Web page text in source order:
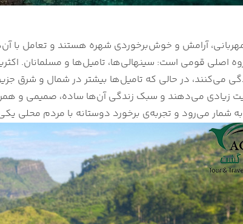
آرامش و خوش‌برخوردی شهره هستند و تعامل با
اصلی قومی است: سینهالی‌ها، تامیل‌ها و مسلمانان.
می‌کنند، در حالی که تامیل‌ها بیشتر در شمال و شرق
زیادی می‌دهند و سبک زندگی آن‌ها ساده، صمیمی و
شمار می‌رود و تجربه‌ی برخورد دوستانه با مردم